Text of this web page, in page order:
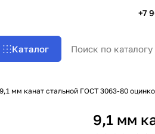
+7
Каталог
9,1 мм канат стальной ГОСТ 3063-80
9,1 мм